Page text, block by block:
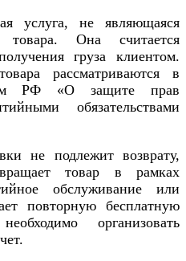
услуга, не являющаяся
товара. Она считается
груза клиентом.
рассматриваются в
РФ «О защите прав
обязательствами
не подлежит возврату,
товар в рамках
обслуживание или
повторную бесплатную
организовать